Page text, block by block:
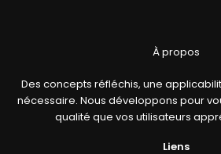
À propos
Des concepts réfléchis, une
nécessaire. Nous développons pour
qualité que vos utilisateurs
Liens